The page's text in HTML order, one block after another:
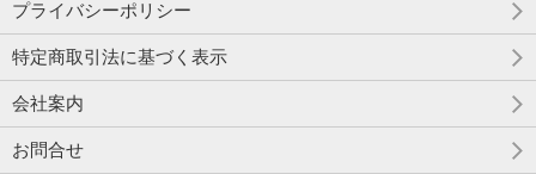
プライバシーポリシー
特定商取引法に基づく表示
会社案内
お問合せ